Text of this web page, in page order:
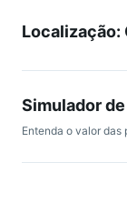
Localização:
Simulador
Entenda o valor das